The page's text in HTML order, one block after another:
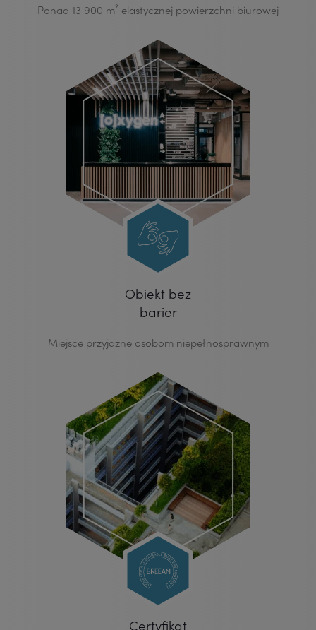
Ponad 13 900 m² elastycznej powierzchni biurowej
Obiekt bez
barier
Miejsce przyjazne osobom niepełnosprawnym
Certyfikat